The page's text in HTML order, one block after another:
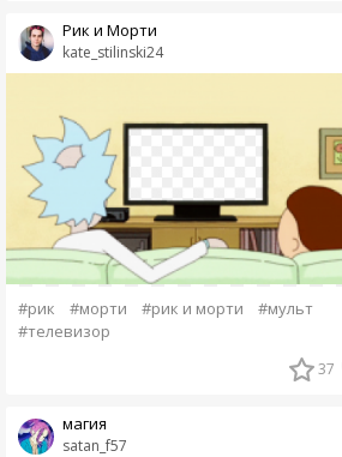
kate_stilinski24
Рик и Морти
#рик #морти #рик и морти
#мульт
#телевизор
37
satan_f57
магия